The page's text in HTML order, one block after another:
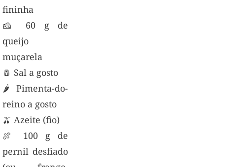
fininha
🧀 60 g de
queijo
muçarela
🧂 Sal a gosto
🌶️ Pimenta-do-
reino a gosto
🫒 Azeite (fio)
🍖 100 g de
pernil desfiado